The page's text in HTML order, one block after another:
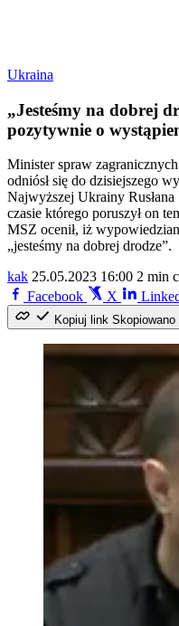
Ukraina
„Jesteśmy na dobrej
pozytywnie o
Minister spraw
odniósł się do dzisiejszego
Najwyższej Ukrainy
czasie którego poruszył on
MSZ ocenił, iż
„jesteśmy na dobrej drodze”.
kak 25.05.2023 16:00 2 min
Facebook
X
Kopiuj link Skopiowano